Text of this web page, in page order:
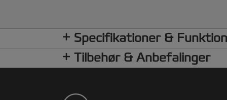
Specifikationer &
Tilbehør & Anbefalinger